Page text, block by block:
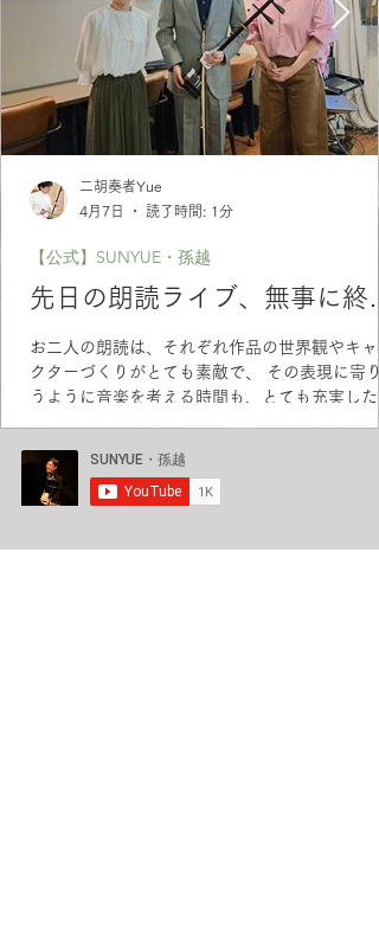
先日の朗読ライブ、無事に終
りました📚🎶
お二人の朗読は、それぞれ作品の世界観やキャ
クターづくりがとても素敵で、 その表現に寄り
うように音楽を考える時間も、とても充実した
作し、 二作目には二胡の名曲「月夜」を選びま
た🌙 会場には二胡を初めて聴かれる方も多く、
演後には二胡のお話でも盛り上がり、とても楽
本当にありがとうございました。 言葉と音楽が
【公式】SUNYUE・孫越
二胡奏者Yue
4月7日
読了時間: 1分